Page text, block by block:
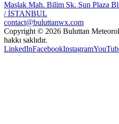
Maslak Mah. Bilim Sk. Sun Plaza
/ İSTANBUL
contact@buluttanwx.com
Copyright © 2026 Buluttan
hakkı saklıdır.
LinkedInFacebookInstagram